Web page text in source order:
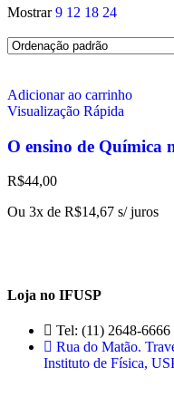
Mostrar9 12 18 24
Adicionar ao carrinho
Visualização Rápida
O ensino de Química
R$44,00
Ou 3x de R$14,67 s/ juros
Loja no IFUSP
Tel: (11) 2648-6666
Rua do Matão.
Instituto de Física,